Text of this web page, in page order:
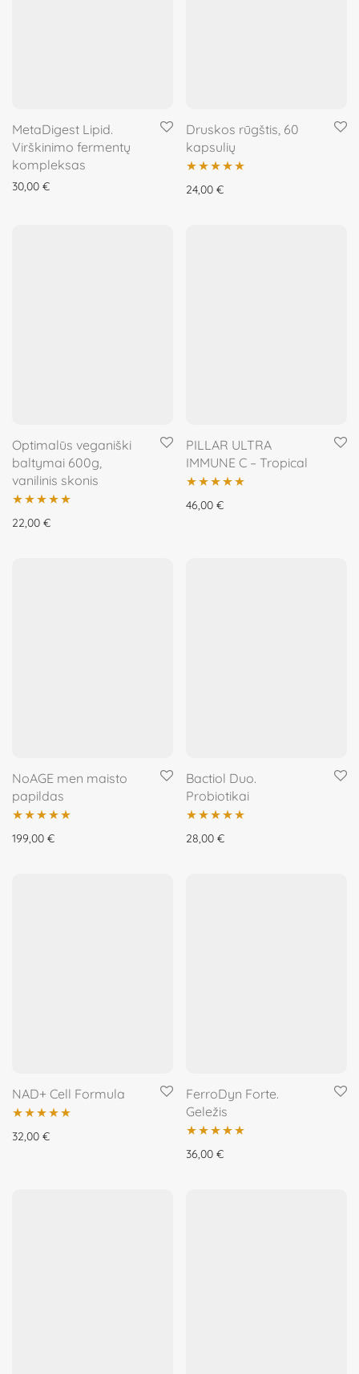
MetaDigest Lipid.
Virškinimo fermentų
kompleksas
30,00 €
Druskos rūgštis, 60
kapsulių
Įvertinimas:
24,00 €
Optimalūs veganiški
baltymai 600g,
vanilinis skonis
Įvertinimas:
22,00 €
PILLAR ULTRA
IMMUNE C – Tropical
Įvertinimas:
46,00 €
NoAGE men maisto
papildas
Įvertinimas:
199,00 €
Bactiol Duo.
Probiotikai
Įvertinimas:
28,00 €
NAD+ Cell Formula
Įvertinimas:
32,00 €
FerroDyn Forte.
Geležis
Įvertinimas:
36,00 €